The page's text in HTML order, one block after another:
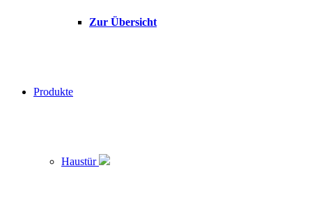
Zur Übersicht
Produkte
Haustür